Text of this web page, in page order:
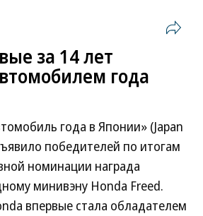
за 14 лет
года
года в Японии» (Japan
победителей по итогам
номинации награда
минивэну Honda Freed.
впервые стала обладателем